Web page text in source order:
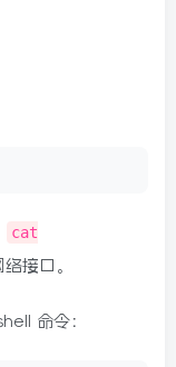
cat
接口。
命令：